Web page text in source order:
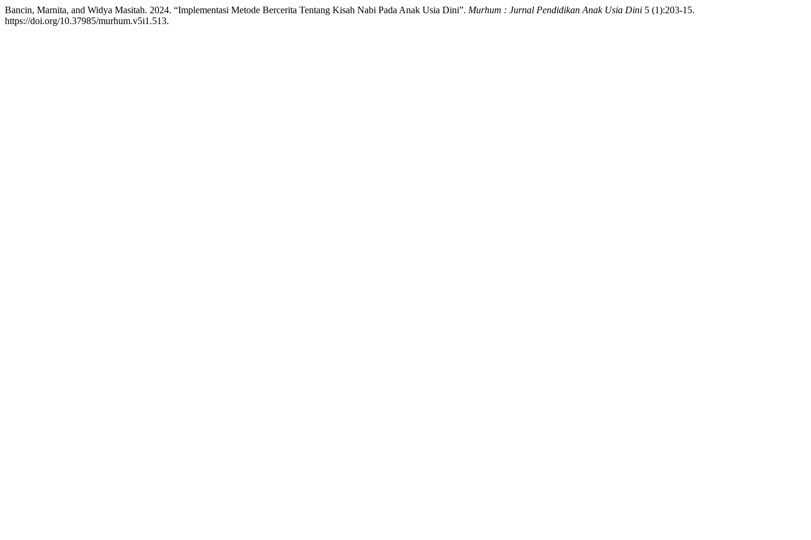
Bancin, Marnita, and Widya Masitah. 2024. “Implementasi Metode Bercerita Tentang Kisah Nabi Pada Anak Usia Dini”. Murhum : Jurnal Pendidikan Anak Usia Dini 5 (1):203-15.
https://doi.org/10.37985/murhum.v5i1.513.